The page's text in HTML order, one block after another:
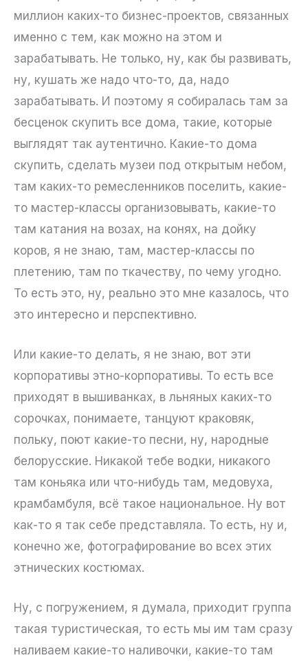
миллион каких-то бизнес-проектов, связанных
именно с тем, как можно на этом и
зарабатывать. Не только, ну, как бы развивать,
ну, кушать же надо что-то, да, надо
зарабатывать. И поэтому я собиралась там за
бесценок скупить все дома, такие, которые
выглядят так аутентично. Какие-то дома
скупить, сделать музеи под открытым небом,
там каких-то ремесленников поселить, какие-
то мастер-классы организовывать, какие-то
там катания на возах, на конях, на дойку
коров, я не знаю, там, мастер-классы по
плетению, там по ткачеству, по чему угодно.
То есть это, ну, реально это мне казалось, что
это интересно и перспективно.
Или какие-то делать, я не знаю, вот эти
корпоративы этно-корпоративы. То есть все
приходят в вышиванках, в льняных каких-то
сорочках, понимаете, танцуют краковяк,
польку, поют какие-то песни, ну, народные
белорусские. Никакой тебе водки, никакого
там коньяка или что-нибудь там, медовуха,
крамбамбуля, всё такое национальное. Ну вот
как-то я так себе представляла. То есть, ну и,
конечно же, фотографирование во всех этих
этнических костюмах.
Ну, с погружением, я думала, приходит группа
такая туристическая, то есть мы им там сразу
наливаем какие-то наливочки, какие-то там